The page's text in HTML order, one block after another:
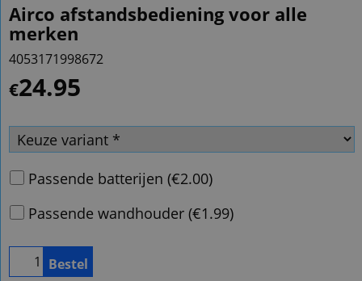
Airco afstandsbediening voor alle
merken
4053171998672
€24.95
Passende batterijen (€2.00)
Passende wandhouder (€1.99)
Bestel